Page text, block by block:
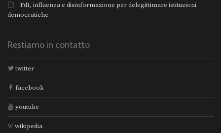
FdI, influenza e disinformazione per delegittimare istituzioni
democratiche
Restiamo in contatto
twitter
facebook
youtube
wikipedia